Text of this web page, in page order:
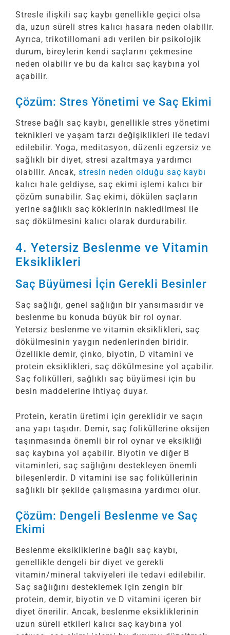
Stresle ilişkili saç kaybı genellikle geçici olsa
da, uzun süreli stres kalıcı hasara neden olabilir.
Ayrıca, trikotillomani adı verilen bir psikolojik
durum, bireylerin kendi saçlarını çekmesine
neden olabilir ve bu da kalıcı saç kaybına yol
açabilir.
Çözüm: Stres Yönetimi ve Saç Ekimi
Strese bağlı saç kaybı, genellikle stres yönetimi
teknikleri ve yaşam tarzı değişiklikleri ile tedavi
edilebilir. Yoga, meditasyon, düzenli egzersiz ve
sağlıklı bir diyet, stresi azaltmaya yardımcı
olabilir. Ancak, stresin neden olduğu saç kaybı
kalıcı hale geldiyse, saç ekimi işlemi kalıcı bir
çözüm sunabilir. Saç ekimi, dökülen saçların
yerine sağlıklı saç köklerinin nakledilmesi ile
saç dökülmesini kalıcı olarak durdurabilir.
4. Yetersiz Beslenme ve Vitamin
Eksiklikleri
Saç Büyümesi İçin Gerekli Besinler
Saç sağlığı, genel sağlığın bir yansımasıdır ve
beslenme bu konuda büyük bir rol oynar.
Yetersiz beslenme ve vitamin eksiklikleri, saç
dökülmesinin yaygın nedenlerinden biridir.
Özellikle demir, çinko, biyotin, D vitamini ve
protein eksiklikleri, saç dökülmesine yol açabilir.
Saç folikülleri, sağlıklı saç büyümesi için bu
besin maddelerine ihtiyaç duyar.
Protein, keratin üretimi için gereklidir ve saçın
ana yapı taşıdır. Demir, saç foliküllerine oksijen
taşınmasında önemli bir rol oynar ve eksikliği
saç kaybına yol açabilir. Biyotin ve diğer B
vitaminleri, saç sağlığını destekleyen önemli
bileşenlerdir. D vitamini ise saç foliküllerinin
sağlıklı bir şekilde çalışmasına yardımcı olur.
Çözüm: Dengeli Beslenme ve Saç
Ekimi
Beslenme eksikliklerine bağlı saç kaybı,
genellikle dengeli bir diyet ve gerekli
vitamin/mineral takviyeleri ile tedavi edilebilir.
Saç sağlığını desteklemek için zengin bir
protein, demir, biyotin ve D vitamini içeren bir
diyet önerilir. Ancak, beslenme eksikliklerinin
uzun süreli etkileri kalıcı saç kaybına yol